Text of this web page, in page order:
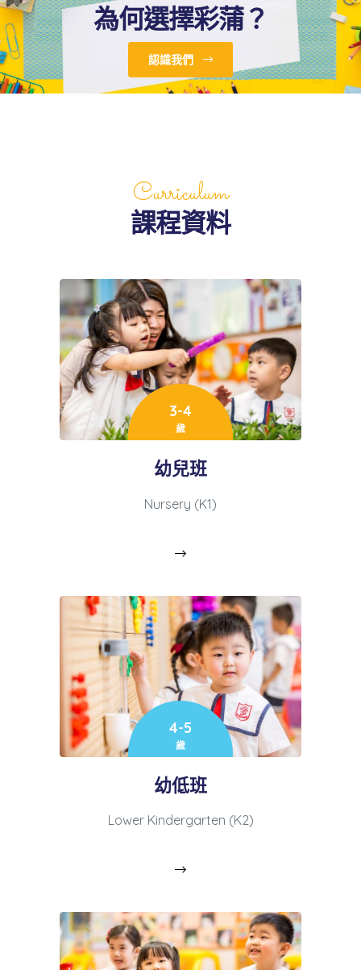
為何選擇彩蒲？
認識我們
Curriculum
課程資料
3-4
歲
幼兒班
Nursery (K1)
4-5
歲
幼低班
Lower Kindergarten (K2)
兒正